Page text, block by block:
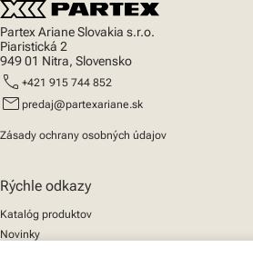
Partex Ariane Slovakia s.r.o.
Piaristická 2
949 01 Nitra, Slovensko
call +421 915 744 852
mail predaj@partexariane.sk
Zásady ochrany osobných údajov
Rýchle odkazy
Katalóg produktov
Novinky